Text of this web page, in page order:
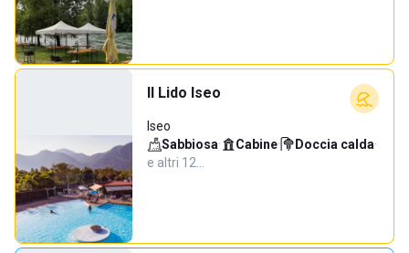
Il Lido Iseo
Iseo
Sabbiosa· Cabine· Doccia calda·
e altri 12…